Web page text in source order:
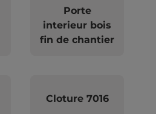
Porte
interieur bois
fin de chantier
Cloture 7016